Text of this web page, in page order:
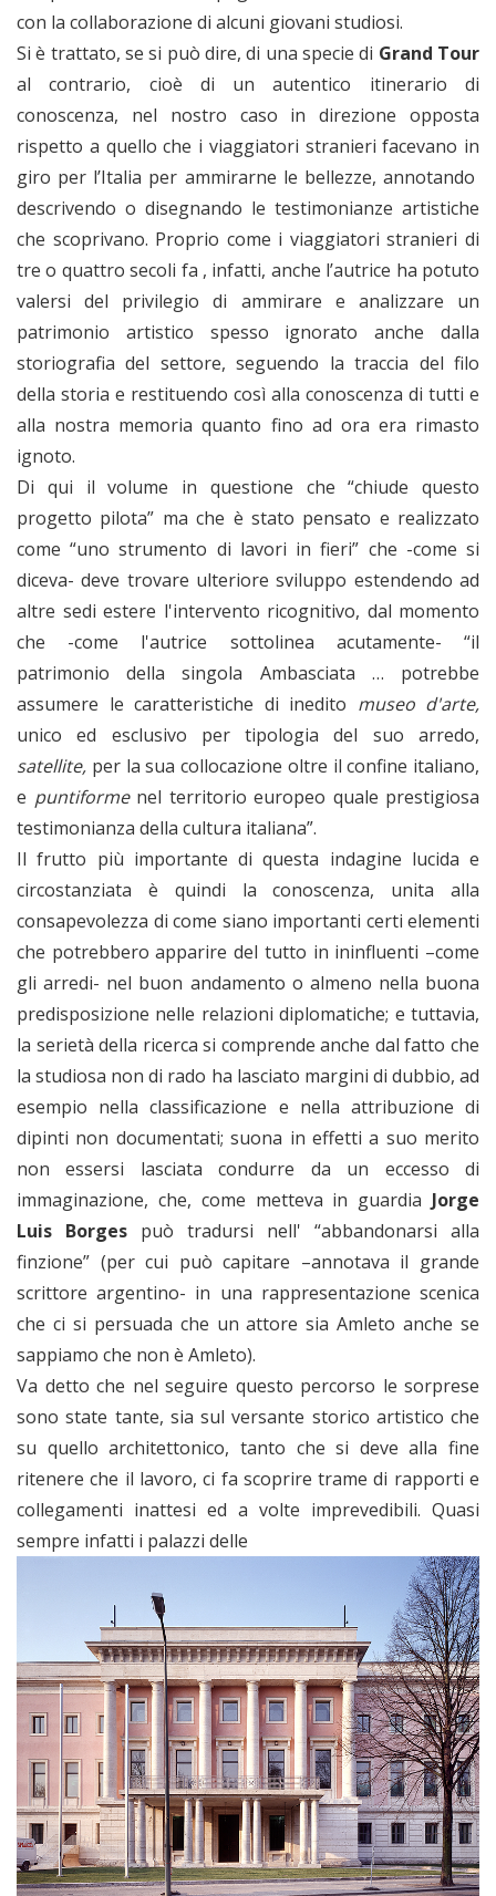
con la collaborazione di alcuni giovani studiosi.
Si è trattato, se si può dire, di una specie di Grand Tour
al contrario, cioè di un autentico itinerario di
conoscenza, nel nostro caso in direzione opposta
rispetto a quello che i viaggiatori stranieri facevano in
giro per l’Italia per ammirarne le bellezze, annotando
descrivendo o disegnando le testimonianze artistiche
che scoprivano. Proprio come i viaggiatori stranieri di
tre o quattro secoli fa , infatti, anche l’autrice ha potuto
valersi del privilegio di ammirare e analizzare un
patrimonio artistico spesso ignorato anche dalla
storiografia del settore, seguendo la traccia del filo
della storia e restituendo così alla conoscenza di tutti e
alla nostra memoria quanto fino ad ora era rimasto
ignoto.
Di qui il volume in questione che “chiude questo
progetto pilota” ma che è stato pensato e realizzato
come “uno strumento di lavori in fieri” che -come si
diceva- deve trovare ulteriore sviluppo estendendo ad
altre sedi estere l'intervento ricognitivo, dal momento
che -come l'autrice sottolinea acutamente- “il
patrimonio della singola Ambasciata … potrebbe
assumere le caratteristiche di inedito museo d'arte,
unico ed esclusivo per tipologia del suo arredo,
satellite, per la sua collocazione oltre il confine italiano,
e puntiformenel territorio europeo quale prestigiosa
testimonianza della cultura italiana”.
Il frutto più importante di questa indagine lucida e
circostanziata è quindi la conoscenza, unita alla
consapevolezza di come siano importanti certi elementi
che potrebbero apparire del tutto in ininfluenti –come
gli arredi- nel buon andamento o almeno nella buona
predisposizione nelle relazioni diplomatiche; e tuttavia,
la serietà della ricerca si comprende anche dal fatto che
la studiosa non di rado ha lasciato margini di dubbio, ad
esempio nella classificazione e nella attribuzione di
dipinti non documentati; suona in effetti a suo merito
non essersi lasciata condurre da un eccesso di
immaginazione, che, come metteva in guardia Jorge
Luis Borges può tradursi nell' “abbandonarsi alla
finzione” (per cui può capitare –annotava il grande
scrittore argentino- in una rappresentazione scenica
che ci si persuada che un attore sia Amleto anche se
sappiamo che non è Amleto).
Va detto che nel seguire questo percorso le sorprese
sono state tante, sia sul versante storico artistico che
su quello architettonico, tanto che si deve alla fine
ritenere che il lavoro, ci fa scoprire trame di rapporti e
collegamenti inattesi ed a volte imprevedibili. Quasi
sempre infatti i palazzi delle